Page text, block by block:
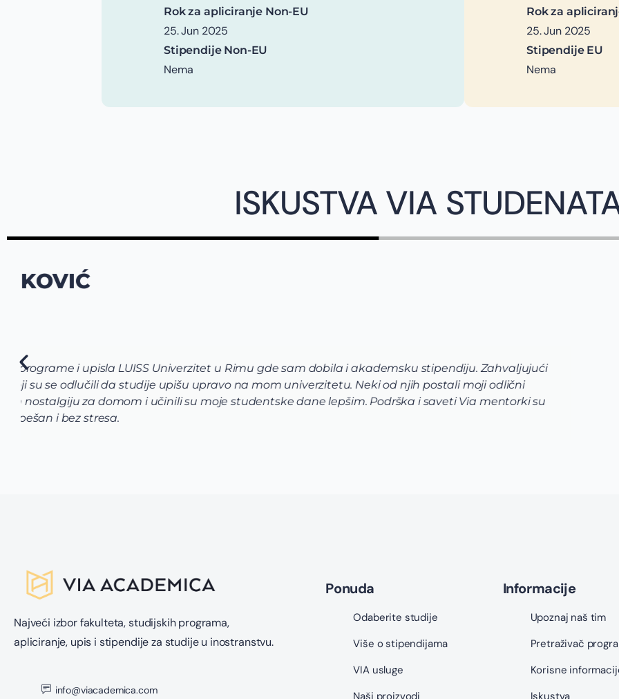
Rok za apliciranje Non-EU
25. Jun 2025
Stipendije Non-EU
Nema
Rok za
25. Jun 2025
Stipendije EU
Nema
ISKUSTVA VIA
Upisala sam KdG Univeristy of Applied Sciences and Arts, International Business Managementu Belgiji.
upisivanja mi je veoma značila. Uputili su me na to kako da uopšte krenem sa pripremama I pomogli
Izrada dokumentacije ume da bude pomalo naporna i zbunjujića, pa je od velikog značaja imati
reviziju iste. Moj savet je da verujete u sebe i svoju odluku, i naravno stvorite što više lepih uspomena.
Najveći izbor fakulteta, studijskih programa,
apliciranje, upis i stipendije za studije u inostranstvu.
info@viacademica.com
Ponuda
Odaberite studije
Više o stipendijama
VIA usluge
Naši proizvodi
Informacije
Upoznaj naš tim
Pretraživač
Korisne
Iskustva